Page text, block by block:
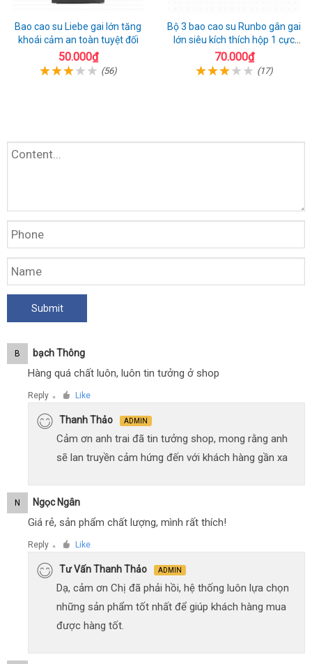
Bao cao su Liebe gai lớn tăng
khoái cảm an toàn tuyệt đối
50.000₫
(56)
Bộ 3 bao cao su Runbo gân gai
lớn siêu kích thích hộp 1 cực
chất
70.000₫
(17)
B Bạch Thông
Hàng quá chất luôn, luôn tin tưởng ở shop
Reply ● Like
Thanh Thảo ADMIN
Cảm ơn anh trai đã tin tưởng shop, mong rằng anh
sẽ lan truyền cảm hứng đến với khách hàng gần xa
N Ngọc Ngân
Giá rẻ, sản phẩm chất lượng, mình rất thích!
Reply ● Like
Tư Vấn Thanh Thảo ADMIN
Dạ, cảm ơn Chị đã phải hồi, hệ thống luôn lựa chọn
những sản phẩm tốt nhất để giúp khách hàng mua
được hàng tốt.